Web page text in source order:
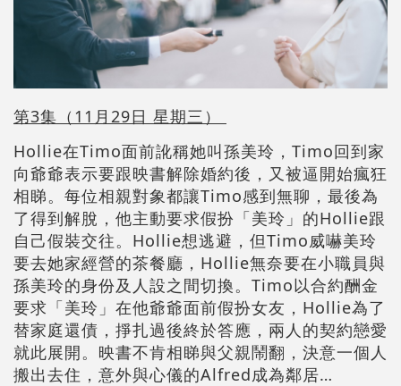
第3集（11月29日 星期三）
Hollie在Timo面前訛稱她叫孫美玲，Timo回到家
向爺爺表示要跟映書解除婚約後，又被逼開始瘋狂
相睇。每位相親對象都讓Timo感到無聊，最後為
了得到解脫，他主動要求假扮「美玲」的Hollie跟
自己假裝交往。Hollie想逃避，但Timo威嚇美玲
要去她家經營的茶餐廳，Hollie無奈要在小職員與
孫美玲的身份及人設之間切換。Timo以合約酬金
要求「美玲」在他爺爺面前假扮女友，Hollie為了
替家庭還債，掙扎過後終於答應，兩人的契約戀愛
就此展開。映書不肯相睇與父親鬧翻，決意一個人
搬出去住，意外與心儀的Alfred成為鄰居…